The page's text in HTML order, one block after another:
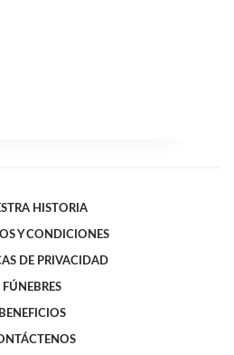
HISTORIA
Y CONDICIONES
DE PRIVACIDAD
FÚNEBRES
BENEFICIOS